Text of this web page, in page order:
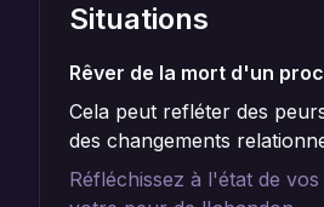
Situations
Rêver de la mort d'un
Cela peut refléter des
des changements
Réfléchissez à l'état de